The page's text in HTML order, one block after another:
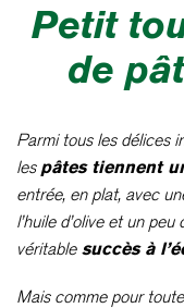
Petit
de
Parmi tous les délices
les pâtes tiennent
entrée, en plat, avec
l’huile d’olive et un
véritablesuccès à
Mais comme pour